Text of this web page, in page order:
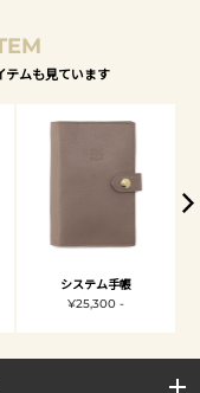
テムも見ています
システム手帳
¥25,300 -